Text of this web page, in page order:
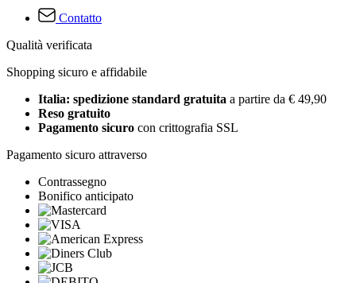
Contatto
Qualità verificata
Shopping sicuro e affidabile
Italia: spedizione standard gratuita a partire da € 49,90
Reso gratuito
Pagamento sicuro con crittografia SSL
Pagamento sicuro attraverso
Contrassegno
Bonifico anticipato